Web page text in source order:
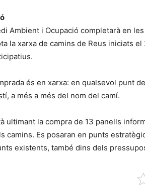
Ambient i Ocupació completarà en
la xarxa de camins de Reus iniciats
és en xarxa: en qualsevol punt
a més a més del nom del camí.
ultimant la compra de 13 panells
camins. Es posaran en punts
existents, també dins dels